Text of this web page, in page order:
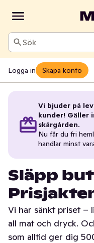
Sök
Logga in Skapa konto
Vi bjuder på
kunder! Gäller
skärgården.
Nu får du fri
handlar minst
Släpp
Vi har sänkt priset –
all mat och dryck.
som alltid ger dig